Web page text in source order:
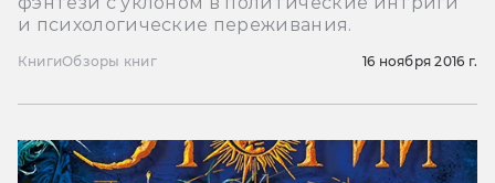
и психологические переживания.
КнигиОбзоры книг 16 ноября 2016 г.